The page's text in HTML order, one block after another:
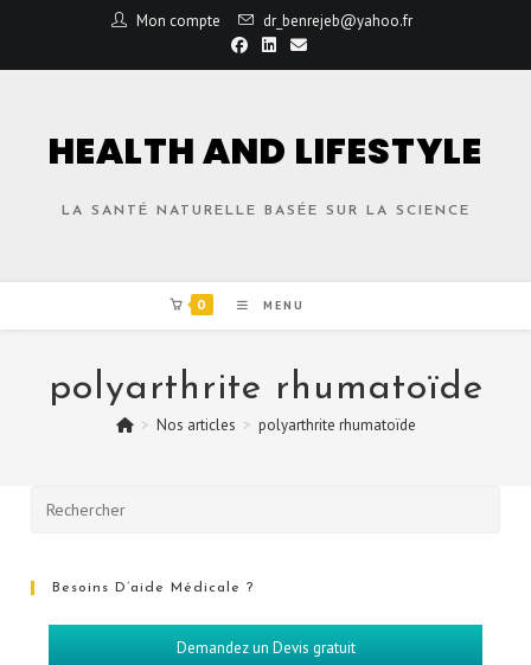
Mon compte dr_benrejeb@yahoo.fr
HEALTH AND LIFESTYLE
LA SANTÉ NATURELLE BASÉE SUR LA SCIENCE
0 MENU
polyarthrite rhumatoïde
> Nos articles > polyarthrite rhumatoïde
Besoins D’aide Médicale ?
Demandez un Devis gratuit